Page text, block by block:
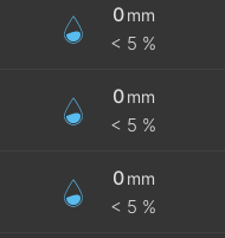
0 mm
< 5 %
0 mm
< 5 %
0 mm
< 5 %